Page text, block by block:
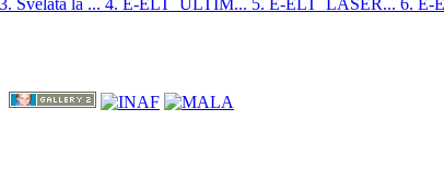
3. Svelata la ... 4. E-ELT_ULTIM... 5. E-ELT_LASER... 6. E-